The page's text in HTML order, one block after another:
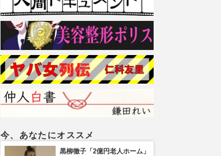
今、あなたにオススメ
黒柳徹子「2億円老人ホーム」